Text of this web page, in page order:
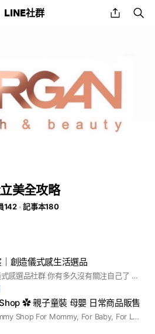
LINE社群 share
美全攻略
142 記事本180
創造儀式感生活選品
歡迎來到姵文的儀式感選品社群 你有多久沒有關注自己了 是不是一直被忙碌的生活壓著？ 買東西不是浪費 而是把你辛苦賺來的金錢 轉換成自己想要的樣子 努力工作然後把自己的生活過好 才能夠更有動力往前🪄
✿ 親子童裝 母嬰 日常商品販售
🌷 Yan Yan’s Mommy Shop For Mommy, For Baby, For Love 🤍 這裡精選媽媽與寶寶需要的每一份美好，陪伴每個家庭留下珍貴回憶。 🧸 販售商品 • 母嬰用品 • 嬰幼兒用品 • 新生兒用品 • 韓國童裝／配件 • 客製化禮物 • 客製化抱枕 • 客製化馬克杯 • 客製化皮夾 • 客製化商品 • 彌月／生日／情人節送禮